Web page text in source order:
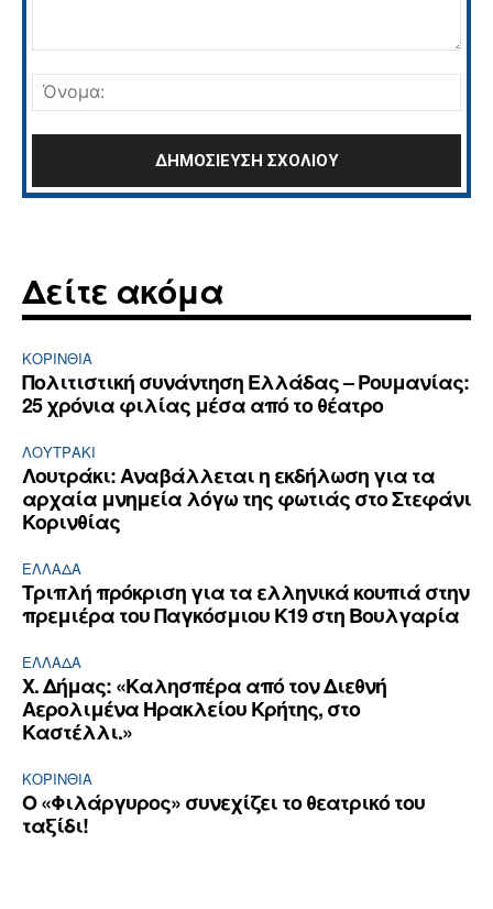
Δείτε ακόμα
ΚΟΡΙΝΘΊΑ
Πολιτιστική συνάντηση Ελλάδας – Ρουμανίας:
25 χρόνια φιλίας μέσα από το θέατρο
ΛΟΥΤΡΆΚΙ
Λουτράκι: Αναβάλλεται η εκδήλωση για τα
αρχαία μνημεία λόγω της φωτιάς στο Στεφάνι
Κορινθίας
ΕΛΛΆΔΑ
Τριπλή πρόκριση για τα ελληνικά κουπιά στην
πρεμιέρα του Παγκόσμιου Κ19 στη Βουλγαρία
ΕΛΛΆΔΑ
Χ. Δήμας: «Καλησπέρα από τον Διεθνή
Αερολιμένα Ηρακλείου Κρήτης, στο
Καστέλλι.»
ΚΟΡΙΝΘΊΑ
Ο «Φιλάργυρος» συνεχίζει το θεατρικό του
ταξίδι!